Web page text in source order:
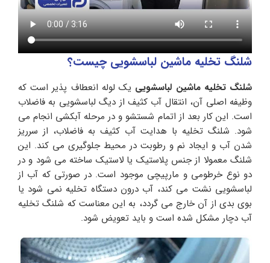
شلنگ تخلیه ماشین لباسشویی چیست؟
شلنگ تخلیه ماشین لباسشویی یک لوله انعطاف‌ پذیر است که
وظیفه اصلی آن، انتقال آب کثیف از دیگ لباسشویی به فاضلاب
است. این کار بعد از اتمام شستشو و در مرحله آبکشی انجام می‌
شود. شلنگ تخلیه با هدایت آب کثیف به فاضلاب، از سرریز
شدن آب و ایجاد نم و رطوبت در محیط جلوگیری می‌ کند. این
شلنگ معمولا از جنس پلاستیک یا لاستیک ساخته می‌ شود و در
دو نوع خرطومی و مارپیچی موجود است. در صورتی که آب از
لباسشویی نشت می کند، آب درون دستگاه تخلیه نمی شود یا
بوی بدی از آن خارج می گردد، به این معناست که شلنگ تخلیه
آب دچار مشکل شده است و باید تعویض شود.